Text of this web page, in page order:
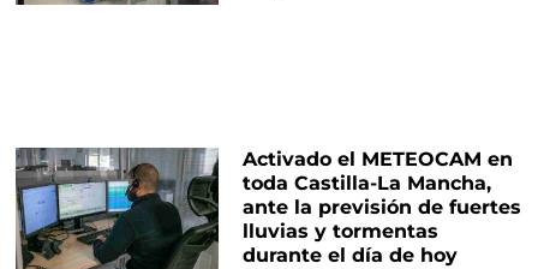
Activado el METEOCAM en
toda Castilla-La Mancha,
ante la previsión de fuertes
lluvias y tormentas
durante el día de hoy